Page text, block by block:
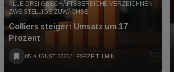
ALLE DREI GESCHÄFTSBEREICHE VERZEICHNEN
ZWEISTELLIGE ZUWÄCHSE
Colliers steigert Umsatz um 17
Prozent
05. AUGUST 2026 / LESEZEIT 1 MIN